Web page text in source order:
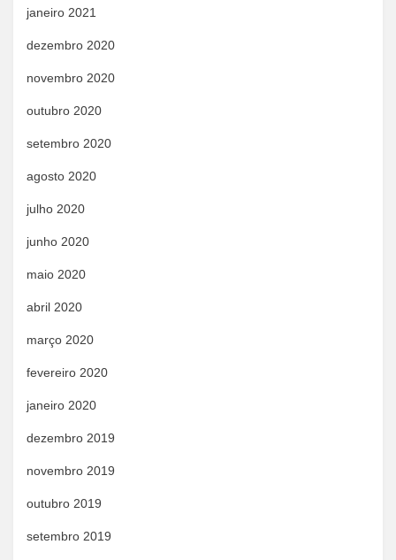
janeiro 2021
dezembro 2020
novembro 2020
outubro 2020
setembro 2020
agosto 2020
julho 2020
junho 2020
maio 2020
abril 2020
março 2020
fevereiro 2020
janeiro 2020
dezembro 2019
novembro 2019
outubro 2019
setembro 2019